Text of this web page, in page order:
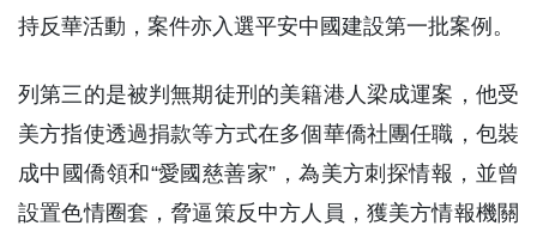
持反華活動，案件亦入選平安中國建設第一批案例。
列第三的是被判無期徒刑的美籍港人梁成運案，他受
美方指使透過捐款等方式在多個華僑社團任職，包裝
成中國僑領和“愛國慈善家”，為美方刺探情報，並曾
設置色情圈套，脅逼策反中方人員，獲美方情報機關